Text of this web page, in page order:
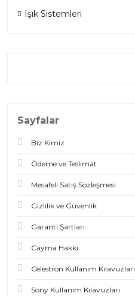
Işık Sistemleri
Sayfalar
Biz Kimiz
Ödeme ve Teslimat
Mesafeli Satış Sözleşmesi
Gizlilik ve Güvenlik
Garanti Şartları
Cayma Hakkı
Celestron Kullanım Kılavuzları
Sony Kullanım Kılavuzları